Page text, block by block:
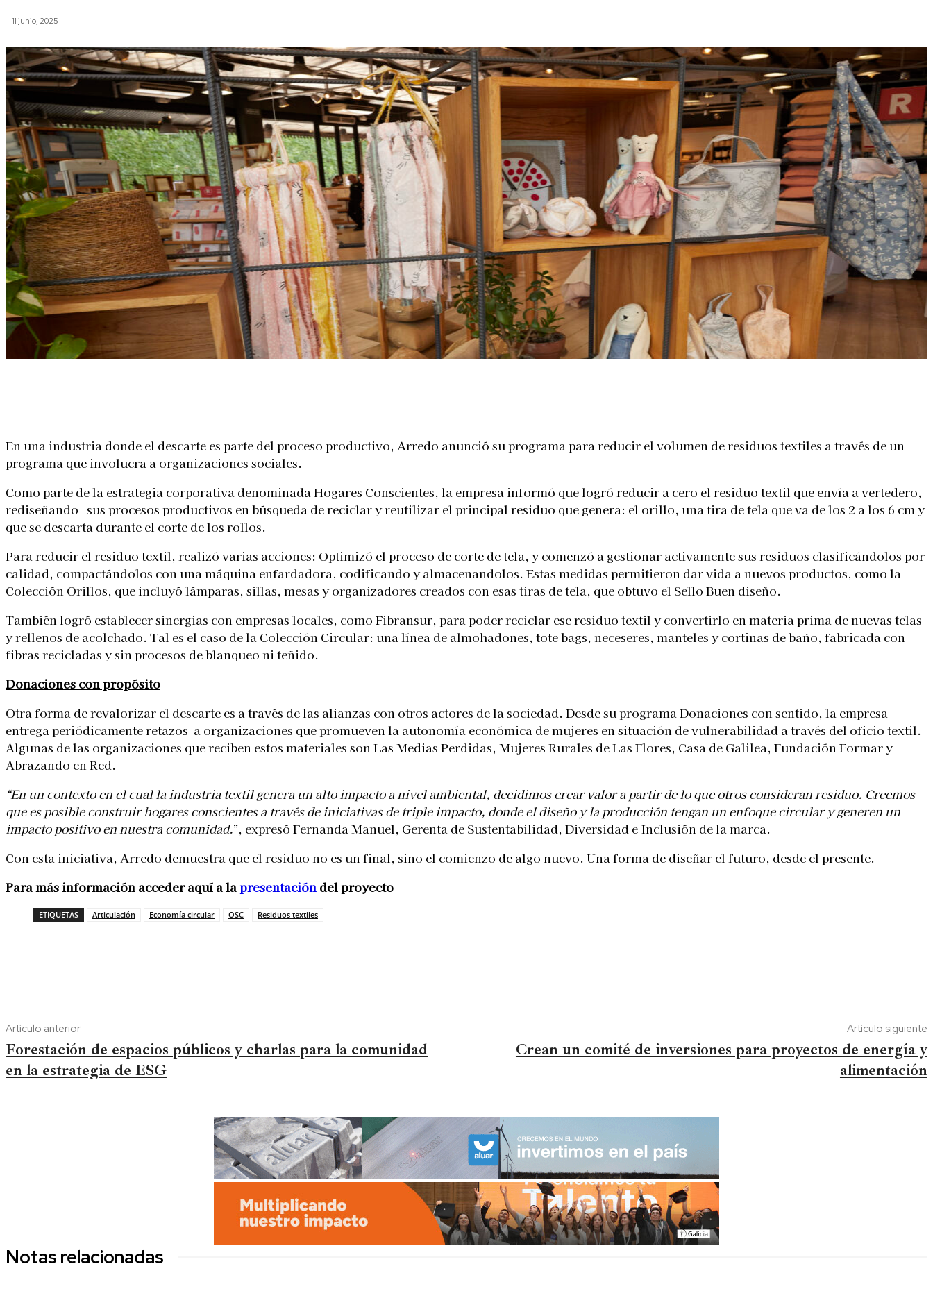
11 junio, 2025
En una industria donde el descarte es parte del proceso productivo, Arredo anunció su programa para reducir el volumen de residuos textiles a través de un
programa que involucra a organizaciones sociales.
Como parte de la estrategia corporativa denominada Hogares Conscientes, la empresa informó que logró reducir a cero el residuo textil que envía a vertedero,
rediseñando sus procesos productivos en búsqueda de reciclar y reutilizar el principal residuo que genera: el orillo, una tira de tela que va de los 2 a los 6 cm y
que se descarta durante el corte de los rollos.
Para reducir el residuo textil, realizó varias acciones: Optimizó el proceso de corte de tela, y comenzó a gestionar activamente sus residuos clasificándolos por
calidad, compactándolos con una máquina enfardadora, codificando y almacenandolos. Estas medidas permitieron dar vida a nuevos productos, como la
Colección Orillos, que incluyó lámparas, sillas, mesas y organizadores creados con esas tiras de tela, que obtuvo el Sello Buen diseño.
También logró establecer sinergias con empresas locales, como Fibransur, para poder reciclar ese residuo textil y convertirlo en materia prima de nuevas telas
y rellenos de acolchado. Tal es el caso de la Colección Circular: una línea de almohadones, tote bags, neceseres, manteles y cortinas de baño, fabricada con
fibras recicladas y sin procesos de blanqueo ni teñido.
Donaciones con propósito
Otra forma de revalorizar el descarte es a través de las alianzas con otros actores de la sociedad. Desde su programa Donaciones con sentido, la empresa
entrega periódicamente retazos a organizaciones que promueven la autonomía económica de mujeres en situación de vulnerabilidad a través del oficio textil.
Algunas de las organizaciones que reciben estos materiales son Las Medias Perdidas, Mujeres Rurales de Las Flores, Casa de Galilea, Fundación Formar y
Abrazando en Red.
“En un contexto en el cual la industria textil genera un alto impacto a nivel ambiental, decidimos crear valor a partir de lo que otros consideran residuo. Creemos
que es posible construir hogares conscientes a través de iniciativas de triple impacto, donde el diseño y la producción tengan un enfoque circular y generen un
impacto positivo en nuestra comunidad.”, expresó Fernanda Manuel, Gerenta de Sustentabilidad, Diversidad e Inclusión de la marca.
Con esta iniciativa, Arredo demuestra que el residuo no es un final, sino el comienzo de algo nuevo. Una forma de diseñar el futuro, desde el presente.
Para más información acceder aquí a lapresentación del proyecto
ETIQUETAS Articulación Economía circular OSC Residuos textiles
Artículo anterior
Forestación de espacios públicos y charlas para la comunidad
en la estrategia de ESG
Artículo siguiente
Crean un comité de inversiones para proyectos de energía y
alimentación
Notas relacionadas